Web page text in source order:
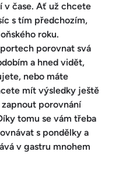
v čase. Ať už chcete
s tím předchozím,
roku.
porovnat svá
a hned vidět,
nebo máte
mít výsledky ještě
porovnání
tomu se vám třeba
s pondělky a
v gastru mnohem